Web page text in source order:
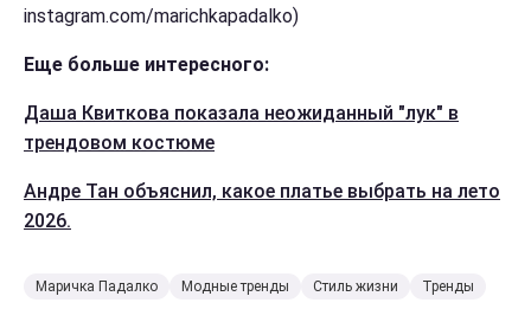
instagram.com/marichkapadalko)
Еще больше интересного:
Даша Квиткова показала неожиданный "лук" в
трендовом костюме
Андре Тан объяснил, какое платье выбрать на лето
2026.
Маричка Падалко Модные тренды Стиль жизни Тренды